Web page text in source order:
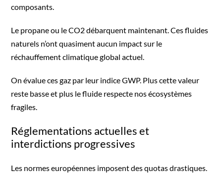
composants.
Le propane ou le CO2 débarquent maintenant. Ces fluides
naturels n’ont quasiment aucun impact sur le
réchauffement climatique global actuel.
On évalue ces gaz par leur indice GWP. Plus cette valeur
reste basse et plus le fluide respecte nos écosystèmes
fragiles.
Réglementations actuelles et
interdictions progressives
Les normes européennes imposent des quotas drastiques.